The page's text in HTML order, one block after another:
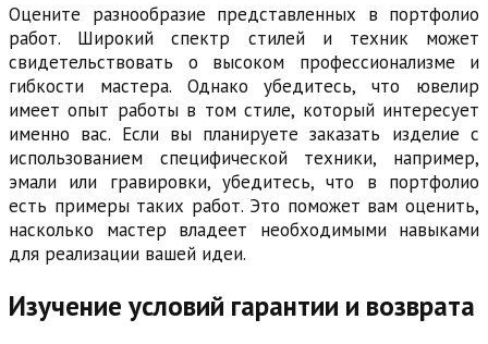
Оцените разнообразие представленных в портфолио
работ. Широкий спектр стилей и техник может
свидетельствовать о высоком профессионализме и
гибкости мастера. Однако убедитесь, что ювелир
имеет опыт работы в том стиле, который интересует
именно вас. Если вы планируете заказать изделие с
использованием специфической техники, например,
эмали или гравировки, убедитесь, что в портфолио
есть примеры таких работ. Это поможет вам оценить,
насколько мастер владеет необходимыми навыками
для реализации вашей идеи.
Изучение условий гарантии и возврата